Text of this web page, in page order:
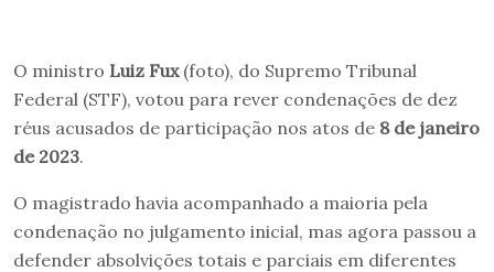
O ministro Luiz Fux(foto), do Supremo Tribunal
Federal (STF), votou para rever condenações de dez
réus acusados de participação nos atos de 8 de janeiro
de 2023.
O magistrado havia acompanhado a maioria pela
condenação no julgamento inicial, mas agora passou a
defender absolvições totais e parciais em diferentes